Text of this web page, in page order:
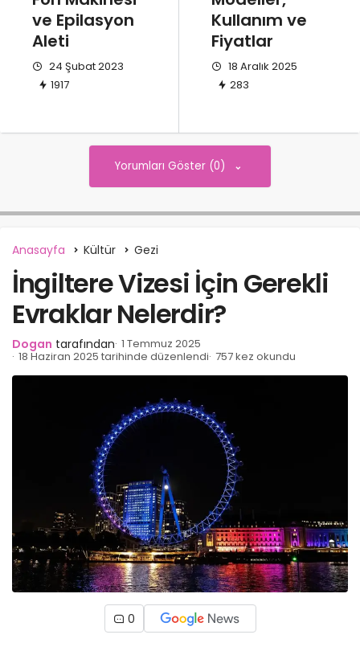
ve Epilasyon
Aleti
24 Şubat 2023
1917
Kullanım ve
Fiyatlar
18 Aralık 2025
283
Yorumları Göster (0)
Anasayfa Kültür Gezi
İngiltere Vizesi İçin Gerekli
Evraklar Nelerdir?
Dogan tarafından 1 Temmuz 2025
18 Haziran 2025 tarihinde düzenlendi 757 kez okundu
0